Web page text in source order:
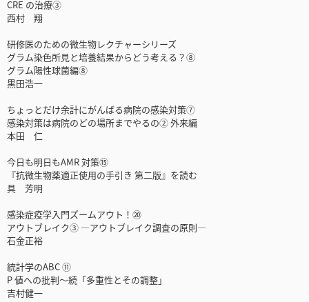
CRE の治療③
西村 翔
研修医のための微生物レクチャーシリーズ
グラム染色所見と培養結果からどう考える？⑧
グラム陽性球菌編⑧
黒田浩一
ちょっとだけ余計にがんばる病院の感染対策⑦
感染対策は病院のどの場所までやるの② 外来編
本田 仁
今日も明日もAMR 対策⑮
『抗微生物薬適正使用の手引き 第二版』を読む
具 芳明
感染症疫学入門ズームアウト！⑳
アウトブレイク③ ―アウトブレイク調査の原則―
石金正裕
統計学のABC ⑪
P 値への批判～続「多重性とその調整」
吉村健一